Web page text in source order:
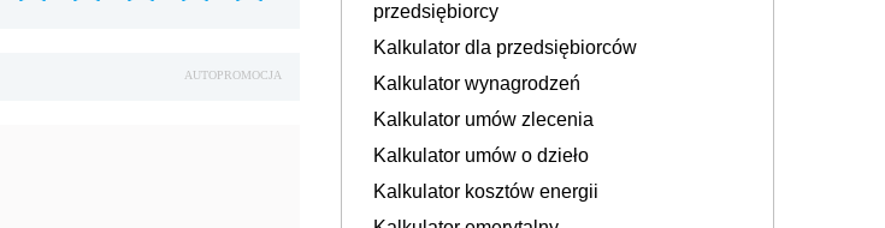
AUTOPROMOCJA
przedsiębiorcy
Kalkulator dla przedsiębiorców
Kalkulator wynagrodzeń
Kalkulator umów zlecenia
Kalkulator umów o dzieło
Kalkulator kosztów energii